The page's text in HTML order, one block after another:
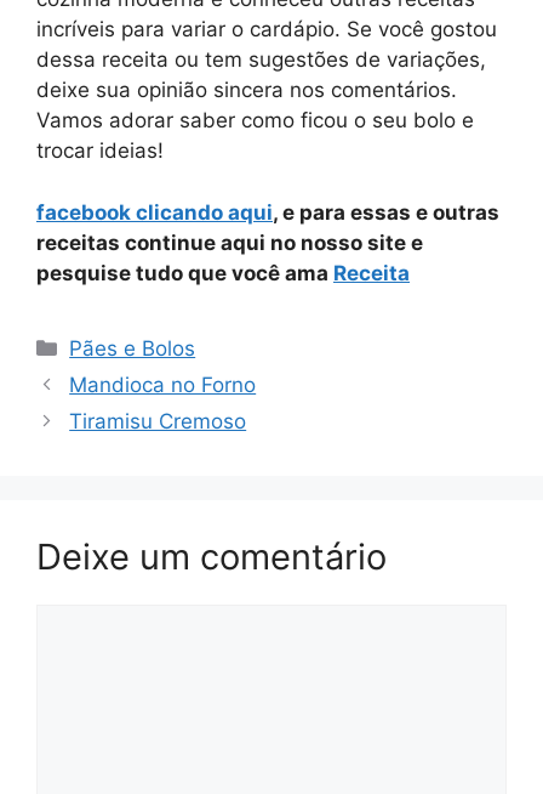
incríveis para variar o cardápio. Se você gostou
dessa receita ou tem sugestões de variações,
deixe sua opinião sincera nos comentários.
Vamos adorar saber como ficou o seu bolo e
trocar ideias!
facebook clicando aqui, e para essas e outras
receitas continue aqui no nosso site e
pesquise tudo que você ama Receita
Categorias
Pães e Bolos
Mandioca no Forno
Tiramisu Cremoso
Deixe um comentário